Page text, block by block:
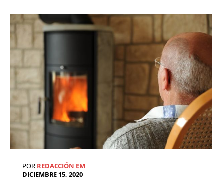
POR REDACCIÓN EM
DICIEMBRE 15, 2020